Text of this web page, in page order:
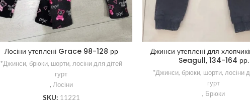
Лосіни утеплені Grace 98-128 рр
*Джинси, брюки, шорти, лосіни для дітей
гурт
, Лосіни
SKU: 11221
Джинси утеплені для
Seagull, 134-164 рр.
*Джинси, брюки, шорти, лосіни
гурт
, Брюки